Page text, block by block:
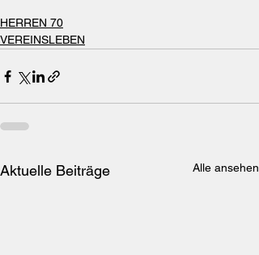
HERREN 70
VEREINSLEBEN
Aktuelle Beiträge Alle ansehen